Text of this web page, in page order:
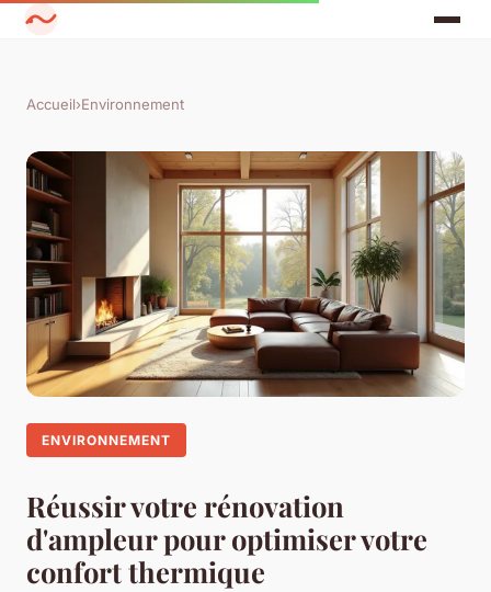
Accueil›Environnement
ENVIRONNEMENT
Réussir votre rénovation
d'ampleur pour optimiser votre
confort thermique